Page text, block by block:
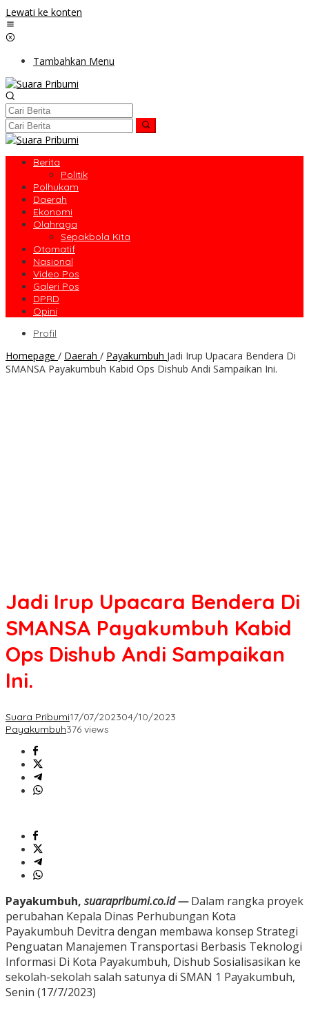
Lewati ke konten
Tambahkan Menu
Berita
Politik
Polhukam
Daerah
Ekonomi
Olahraga
Sepakbola Kita
Otomatif
Nasional
Video Pos
Galeri Pos
DPRD
Opini
Profil
Homepage / Daerah / Payakumbuh Jadi Irup Upacara Bendera Di
SMANSA Payakumbuh Kabid Ops Dishub Andi Sampaikan Ini.
Jadi Irup Upacara Bendera Di
SMANSA Payakumbuh Kabid
Ops Dishub Andi Sampaikan
Ini.
Suara Pribumi17/07/202304/10/2023
Payakumbuh376 views
Payakumbuh, suarapribumi.co.id —Dalam rangka proyek
perubahan Kepala Dinas Perhubungan Kota
Payakumbuh Devitra dengan membawa konsep Strategi
Penguatan Manajemen Transportasi Berbasis Teknologi
Informasi Di Kota Payakumbuh, Dishub Sosialisasikan ke
sekolah-sekolah salah satunya di SMAN 1 Payakumbuh,
Senin (17/7/2023)